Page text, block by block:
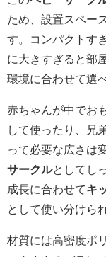
ため、設置スペー
す。コンパクトす
に大きすぎると部
環境に合わせて選
赤ちゃんが中でお
して使ったり、兄
って必要な広さは
サークルとしてし
成長に合わせてキ
として使い分けら
材質には高密度ポ